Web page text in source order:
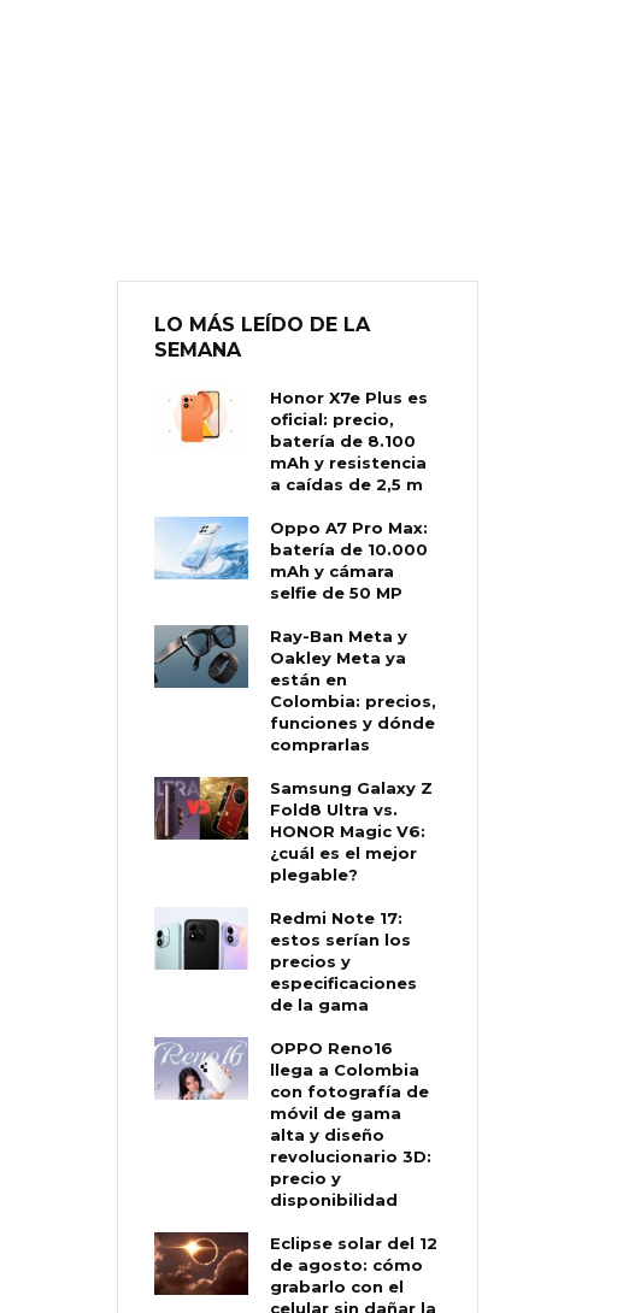
LO MÁS LEÍDO DE LA
SEMANA
Honor X7e Plus es
oficial: precio,
batería de 8.100
mAh y resistencia
a caídas de 2,5 m
Oppo A7 Pro Max:
batería de 10.000
mAh y cámara
selfie de 50 MP
Ray-Ban Meta y
Oakley Meta ya
están en
Colombia: precios,
funciones y dónde
comprarlas
Samsung Galaxy Z
Fold8 Ultra vs.
HONOR Magic V6:
¿cuál es el mejor
plegable?
Redmi Note 17:
estos serían los
precios y
especificaciones
de la gama
OPPO Reno16
llega a Colombia
con fotografía de
móvil de gama
alta y diseño
revolucionario 3D:
precio y
disponibilidad
Eclipse solar del 12
de agosto: cómo
grabarlo con el
celular sin dañar la